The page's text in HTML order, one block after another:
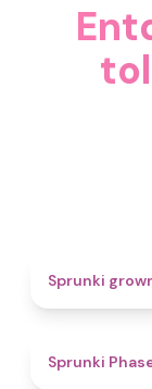
Sprunki
Sprunki